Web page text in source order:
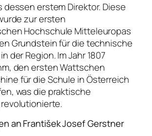
dessen erstem Direktor. Diese
zur ersten
Hochschule Mitteleuropas
Grundstein für die technische
der Region. Im Jahr 1807
den ersten Wattschen
für die Schule in Österreich
was die praktische
an František Josef Gerstner